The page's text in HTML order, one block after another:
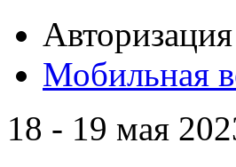
Авторизация
Мобильная
18 - 19 мая